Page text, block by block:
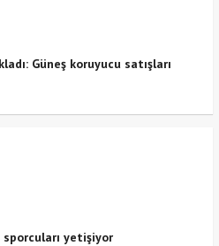
Güneş koruyucu satışları
yetişiyor